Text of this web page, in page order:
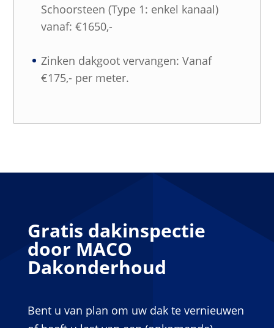
Schoorsteen (Type 1: enkel kanaal)
vanaf: €1650,-
Zinken dakgoot vervangen: Vanaf
€175,- per meter.
Gratis dakinspectie
door MACO
Dakonderhoud
Bent u van plan om uw dak te vernieuwen